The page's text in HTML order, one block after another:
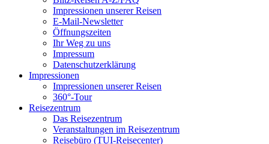
Impressionen unserer Reisen
E-Mail-Newsletter
Öffnungszeiten
Ihr Weg zu uns
Impressum
Datenschutzerklärung
Impressionen
Impressionen unserer Reisen
360°-Tour
Reisezentrum
Das Reisezentrum
Veranstaltungen im Reisezentrum
Reisebüro (TUI-Reisecenter)